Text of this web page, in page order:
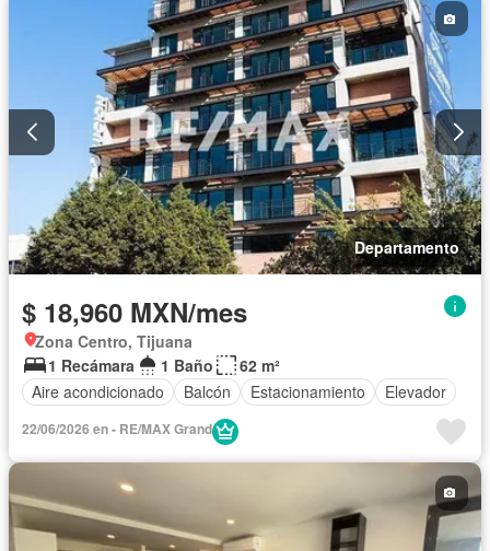
Departamento
$ 18,960 MXN/mes
Zona Centro, Tijuana
1 Recámara
1 Baño
62 m²
Aire acondicionado
Balcón Estacionamiento Elevador
22/06/2026 en - RE/MAX Grand